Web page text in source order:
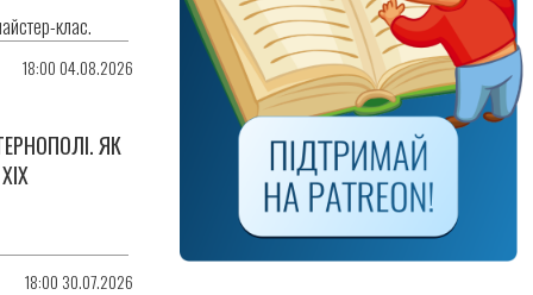
клас.
18:00 04.08.2026
ЯК
18:00 30.07.2026